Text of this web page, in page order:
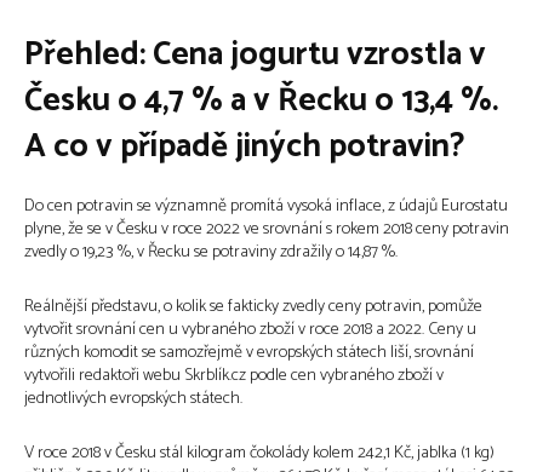
Přehled: Cena jogurtu vzrostla v
Česku o 4,7 % a v Řecku o 13,4 %.
A co v případě jiných potravin?
Do cen potravin se významně promítá vysoká inflace, z údajů Eurostatu
plyne, že se v Česku v roce 2022 ve srovnání s rokem 2018 ceny potravin
zvedly o 19,23 %, v Řecku se potraviny zdražily o 14,87 %.
Reálnější představu, o kolik se fakticky zvedly ceny potravin, pomůže
vytvořit srovnání cen u vybraného zboží v roce 2018 a 2022. Ceny u
různých komodit se samozřejmě v evropských státech liší, srovnání
vytvořili redaktoři webu Skrblík.cz podle cen vybraného zboží v
jednotlivých evropských státech.
V roce 2018 v Česku stál kilogram čokolády kolem 242,1 Kč, jablka (1 kg)